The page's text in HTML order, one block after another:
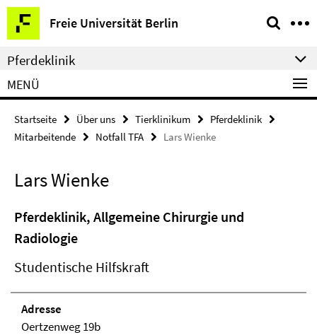
Springe
direkt
zu
Inhalt
Freie Universität Berlin
Service-
Navigation
Pferdeklinik
MENÜ
Startseite Über uns Tierklinikum
Pferdeklinik
Mitarbeitende
Notfall TFA Lars Wienke
Lars Wienke
Pferdeklinik, Allgemeine Chirurgie und
Radiologie
Studentische Hilfskraft
Adresse
Oertzenweg 19b